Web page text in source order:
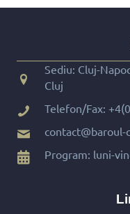
Sediu: Cluj-
Cluj
Telefon/Fax:
contact@baroul-
Program: luni-